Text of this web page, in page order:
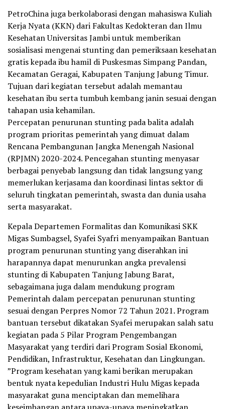
PetroChina juga berkolaborasi dengan mahasiswa Kuliah
Kerja Nyata (KKN) dari Fakultas Kedokteran dan Ilmu
Kesehatan Universitas Jambi untuk memberikan
sosialisasi mengenai stunting dan pemeriksaan kesehatan
gratis kepada ibu hamil di Puskesmas Simpang Pandan,
Kecamatan Geragai, Kabupaten Tanjung Jabung Timur.
Tujuan dari kegiatan tersebut adalah memantau
kesehatan ibu serta tumbuh kembang janin sesuai dengan
tahapan usia kehamilan.
Percepatan penurunan stunting pada balita adalah
program prioritas pemerintah yang dimuat dalam
Rencana Pembangunan Jangka Menengah Nasional
(RPJMN) 2020-2024. Pencegahan stunting menyasar
berbagai penyebab langsung dan tidak langsung yang
memerlukan kerjasama dan koordinasi lintas sektor di
seluruh tingkatan pemerintah, swasta dan dunia usaha
serta masyarakat.
Kepala Departemen Formalitas dan Komunikasi SKK
Migas Sumbagsel, Syafei Syafri menyampaikan Bantuan
program penurunan stunting yang diserahkan ini
harapannya dapat menurunkan angka prevalensi
stunting di Kabupaten Tanjung Jabung Barat,
sebagaimana juga dalam mendukung program
Pemerintah dalam percepatan penurunan stunting
sesuai dengan Perpres Nomor 72 Tahun 2021. Program
bantuan tersebut dikatakan Syafei merupakan salah satu
kegiatan pada 5 Pilar Program Pengembangan
Masyarakat yang terdiri dari Program Sosial Ekonomi,
Pendidikan, Infrastruktur, Kesehatan dan Lingkungan.
”Program kesehatan yang kami berikan merupakan
bentuk nyata kepedulian Industri Hulu Migas kepada
masyarakat guna menciptakan dan memelihara